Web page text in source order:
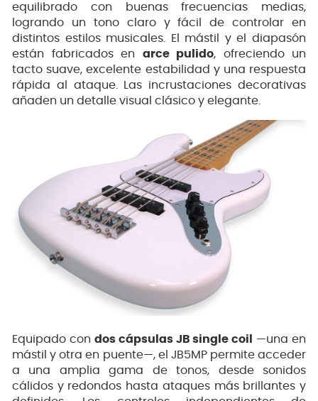
equilibrado con buenas frecuencias medias,
logrando un tono claro y fácil de controlar en
distintos estilos musicales. El mástil y el diapasón
están fabricados en arce pulido, ofreciendo un
tacto suave, excelente estabilidad y una respuesta
rápida al ataque. Las incrustaciones decorativas
añaden un detalle visual clásico y elegante.
Equipado con dos cápsulas JB single coil
—una en
mástil y otra en puente—, el JB5MP permite acceder
a una amplia gama de tonos, desde sonidos
cálidos y redondos hasta ataques más brillantes y